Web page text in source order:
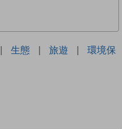
| 生態 | 旅遊 |
環境保